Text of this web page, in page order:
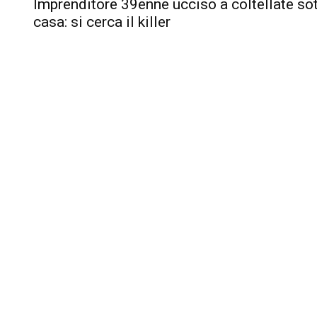
Imprenditore 39enne ucciso a coltellate
casa: si cerca il killer